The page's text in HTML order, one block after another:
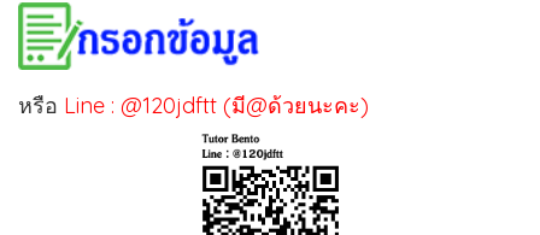
หรือ Line : @120jdftt (มี@ด้วยนะคะ)